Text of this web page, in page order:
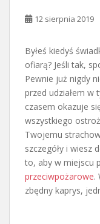
12 sierpnia 2019
Byłeś kiedyś
ofiarą? Jeśli tak,
Pewnie już nigdy
przed udziałem w
czasem okazuje
wszystkiego
Twojemu
szczegóły i wiesz
to, aby w miejscu
przeciwpożarowe.
zbędny kaprys,